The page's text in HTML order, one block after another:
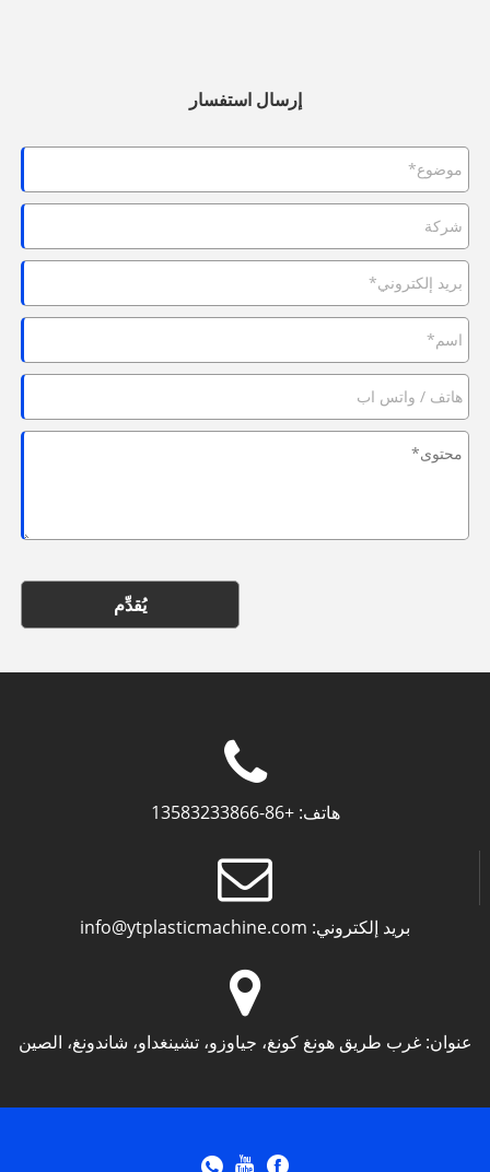
إرسال استفسار
يُقدِّم
هاتف: +86-13583233866
بريد إلكتروني: info@ytplasticmachine.com
عنوان: غرب طريق هونغ كونغ، جياوزو، تشينغداو، شاندونغ، الصين